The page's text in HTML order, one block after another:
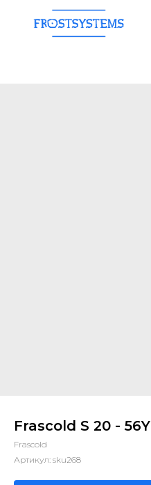
Frascold S 20 - 56Y
Frascold
Артикул: sku268